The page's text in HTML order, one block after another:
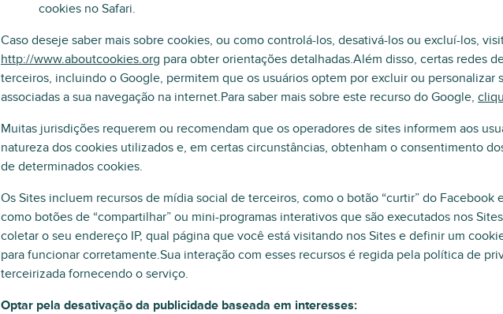
cookies no Safari.
Caso deseje saber mais sobre cookies, ou como controlá-los, desativá-los ou excluí-los,
http://www.aboutcookies.org para obter orientações detalhadas.Além disso, certas redes
terceiros, incluindo o Google, permitem que os usuários optem por excluir ou personalizar
associadas a sua navegação na internet.Para saber mais sobre este recurso do Google,
Muitas jurisdições requerem ou recomendam que os operadores de sites informem aos
natureza dos cookies utilizados e, em certas circunstâncias, obtenham o consentimento
de determinados cookies.
Os Sites incluem recursos de mídia social de terceiros, como o botão “curtir” do Facebook
como botões de “compartilhar” ou mini-programas interativos que são executados nos
coletar o seu endereço IP, qual página que você está visitando nos Sites e definir um
para funcionar corretamente.Sua interação com esses recursos é regida pela política de
terceirizada fornecendo o serviço.
Optar pela desativação da publicidade baseada em interesses: